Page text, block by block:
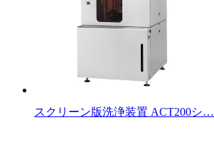
スクリーン版洗浄装置 ACT200シ…